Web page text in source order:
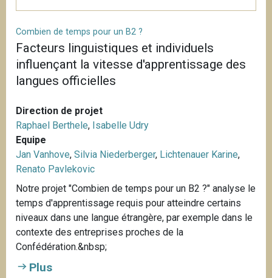
Combien de temps pour un B2 ?
Facteurs linguistiques et individuels
influençant la vitesse d'apprentissage des
langues officielles
Direction de projet
Raphael Berthele, Isabelle Udry
Equipe
Jan Vanhove, Silvia Niederberger, Lichtenauer Karine,
Renato Pavlekovic
Notre projet "Combien de temps pour un B2 ?" analyse le
temps d'apprentissage requis pour atteindre certains
niveaux dans une langue étrangère, par exemple dans le
contexte des entreprises proches de la
Confédération.&nbsp;
Plus